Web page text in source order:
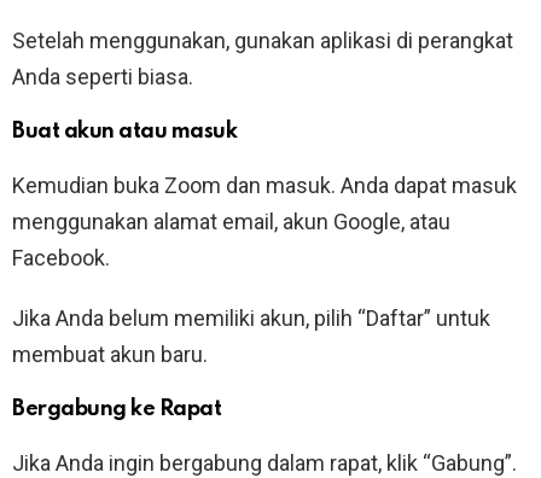
Setelah menggunakan, gunakan aplikasi di perangkat
Anda seperti biasa.
Buat akun atau masuk
Kemudian buka Zoom dan masuk. Anda dapat masuk
menggunakan alamat email, akun Google, atau
Facebook.
Jika Anda belum memiliki akun, pilih “Daftar” untuk
membuat akun baru.
Bergabung ke Rapat
Jika Anda ingin bergabung dalam rapat, klik “Gabung”.